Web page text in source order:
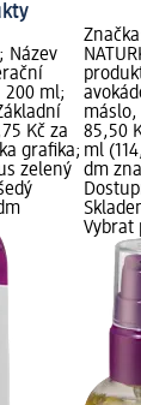
Název
200 ml;
Kč za
grafika;
zelený
máslo,
85,50
ml
dm
Vybrat